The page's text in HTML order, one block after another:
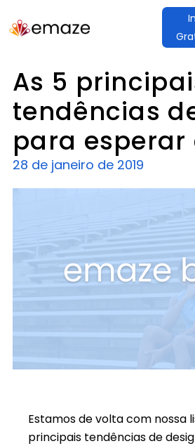
As 5
tendências
para esperar
28 de janeiro de 2019
Estamos de volta com nossa
principais tendências de